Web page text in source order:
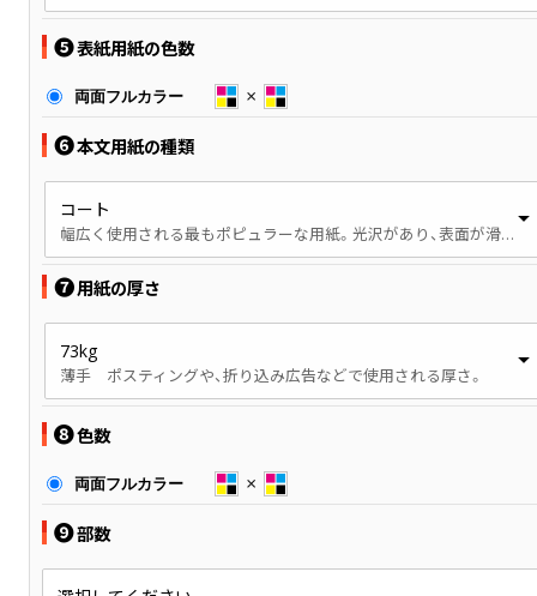
❺表紙用紙の色数
両面フルカラー
❻本文用紙の種類
コート
幅広く使用される最もポピュラーな用紙。光沢があり、表面が滑らかです。
❼用紙の厚さ
73kg
薄手 ポスティングや、折り込み広告などで使用される厚さ。
❽色数
両面フルカラー
❾部数